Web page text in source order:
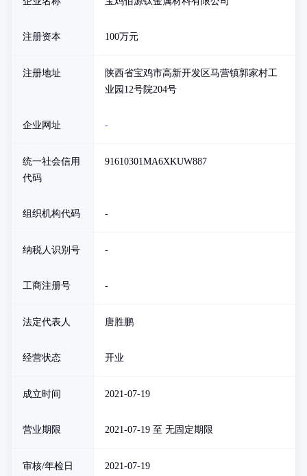
注册资本 100万元
注册地址
陕西省宝鸡市高新开发区马营镇郭家村工
业园12号院204号
企业网址 -
统一社会信用
代码
91610301MA6XKUW887
组织机构代码 -
纳税人识别号 -
工商注册号 -
法定代表人 唐胜鹏
经营状态 开业
成立时间 2021-07-19
营业期限 2021-07-19 至 无固定期限
审核/年检日
2021-07-19